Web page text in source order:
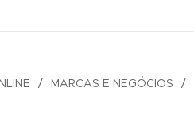
MARCAS E NEGÓCIOS